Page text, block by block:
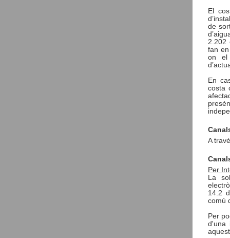
El
de
2.202
fan en
on el
En
costa
A
Per
La
14.2
comú
Per
d'una